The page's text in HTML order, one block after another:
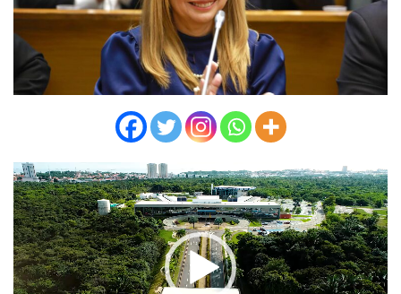
Tocador
de
vídeo